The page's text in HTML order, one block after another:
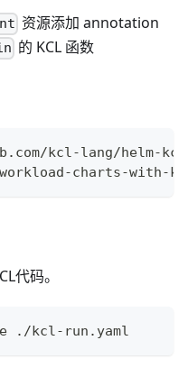
资源添加 annotation
的 KCL 函数
kcl-lang/helm-
charts-with-
代码。
./kcl-run.yaml